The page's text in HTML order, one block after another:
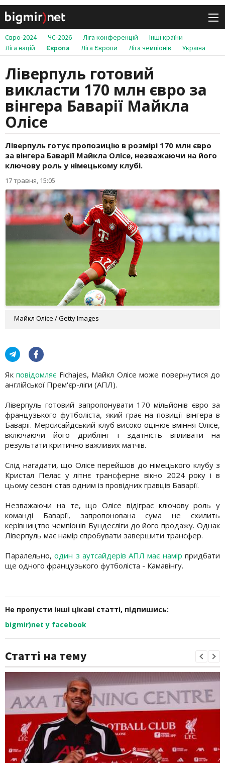
Євро-2024 ЧС-2026 Ліга конференцій
Інші країни
Ліга націй
Європа Ліга Європи Ліга чемпіонів Україна
Ліверпуль готовий
викласти 170 млн євро за
вінгера Баварії Майкла
Олісе
Ліверпуль готує пропозицію в розмірі 170 млн євро
за вінгера Баварії Майкла Олісе, незважаючи на його
ключову роль у німецькому клубі.
17 травня, 15:05
Майкл Олісе / Getty Images
Якповідомляє Fichajes, Майкл Олісе може повернутися до
англійської Прем'єр-ліги (АПЛ).
Ліверпуль готовий запропонувати 170 мільйонів євро за
французького футболіста, який грає на позиції вінгера в
Баварії. Мерсисайдський клуб високо оцінює вміння Олісе,
включаючи його дриблінг і здатність впливати на
результати критично важливих матчів.
Слід нагадати, що Олісе перейшов до німецького клубу з
Кристал Пелас у літнє трансферне вікно 2024 року і в
цьому сезоні став одним із провідних гравців Баварії.
Незважаючи на те, що Олісе відіграє ключову роль у
команді Баварії, запропонована сума не схилить
керівництво чемпіонів Бундесліги до його продажу. Однак
Ліверпуль має намір спробувати завершити трансфер.
Паралельно,один з аутсайдерів АПЛ має намірпридбати
ще одного французького футболіста - Камавінгу.
Не пропусти інші цікаві статті, підпишись:
bigmir)net у facebook
Статті на тему